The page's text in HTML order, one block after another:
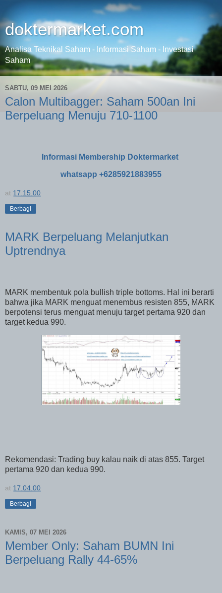
doktermarket.com
Analisa Teknikal Saham - Informasi Saham - Investasi
Saham
SABTU, 09 MEI 2026
Calon Multibagger: Saham 500an Ini
Berpeluang Menuju 710-1100
Informasi Membership Doktermarket
whatsapp +6285921883955
at 17.15.00
Berbagi
MARK Berpeluang Melanjutkan
Uptrendnya
MARK membentuk pola bullish triple bottoms. Hal ini berarti
bahwa jika MARK menguat menembus resisten 855, MARK
berpotensi terus menguat menuju target pertama 920 dan
target kedua 990.
Rekomendasi: Trading buy kalau naik di atas 855. Target
pertama 920 dan kedua 990.
at 17.04.00
Berbagi
KAMIS, 07 MEI 2026
Member Only: Saham BUMN Ini
Berpeluang Rally 44-65%